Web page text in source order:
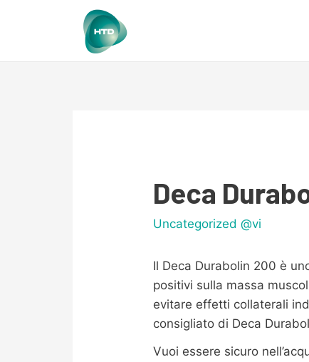
Deca
Uncategorized @vi
Il Deca Durabolin 200 è
positivi sulla massa
evitare effetti collaterali
consigliato di Deca
Vuoi essere sicuro